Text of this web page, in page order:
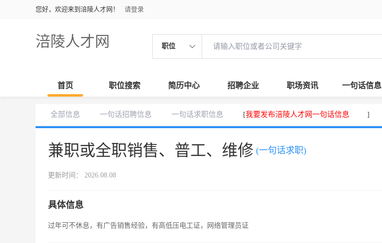
您好，欢迎来到涪陵人才网！ 请登录
涪陵人才网 职位
首页 职位搜索 简历中心 招聘企业 职场资讯 一句话信息
全部信息 一句话招聘信息 一句话求职信息 [我要发布涪陵人才网一句话信息 ]
兼职或全职销售、普工、维修 (一句话求职)
更新时间： 2026.08.08
具体信息
过年可不休息，有广告销售经验，有高低压电工证，网络管理员证